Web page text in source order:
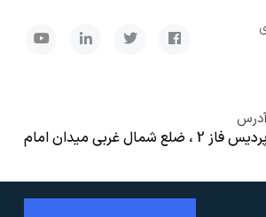
پردیس فاز 2 ، ضلع شمال غربی میدان امام